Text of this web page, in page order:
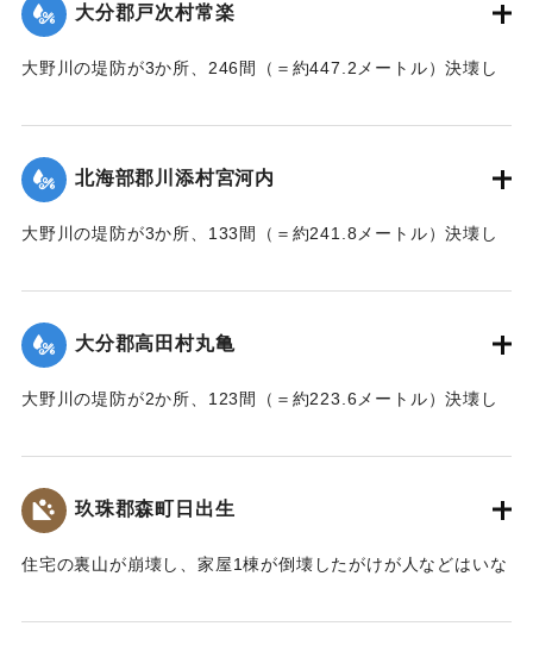
｜固有コード: 002680202
大分郡戸次村常楽
大野川の堤防が3か所、246間（＝約447.2メートル）決壊し
｜固有コード: 002680204
北海部郡川添村宮河内
大野川の堤防が3か所、133間（＝約241.8メートル）決壊し
｜固有コード: 002680205
大分郡高田村丸亀
大野川の堤防が2か所、123間（＝約223.6メートル）決壊し
｜固有コード: 002680206
玖珠郡森町日出生
住宅の裏山が崩壊し、家屋1棟が倒壊したがけが人などはいな